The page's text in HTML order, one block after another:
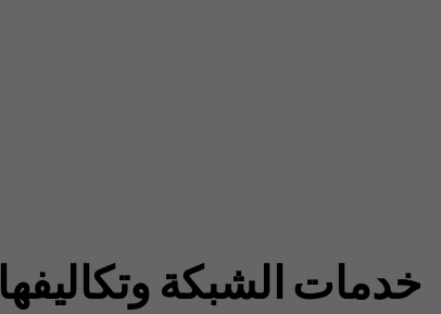
خدمات الشبكة وتكاليفها